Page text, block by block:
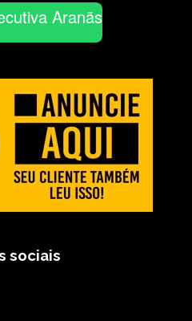
Aranãs
sociais